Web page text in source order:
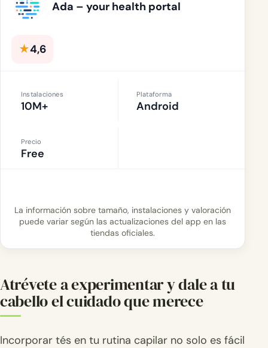
Ada – your health portal
★4,6
Instalaciones
10M+
Plataforma
Android
Precio
Free
La información sobre tamaño, instalaciones y valoración
puede variar según las actualizaciones del app en las
tiendas oficiales.
Atrévete a experimentar y dale a tu
cabello el cuidado que merece
Incorporar tés en tu rutina capilar no solo es fácil